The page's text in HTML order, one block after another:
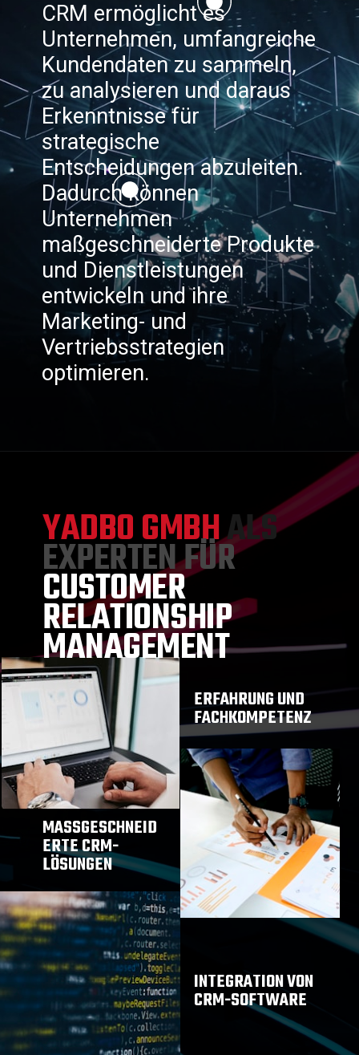
CRM ermöglicht es
Unternehmen, umfangreiche
Kundendaten zu sammeln,
zu analysieren und daraus
Erkenntnisse für
strategische
Entscheidungen abzuleiten.
Dadurch können
Unternehmen
maßgeschneiderte Produkte
und Dienstleistungen
entwickeln und ihre
Marketing- und
Vertriebsstrategien
optimieren.
YADBO GMBHALS
EXPERTEN FÜR
CUSTOMER
RELATIONSHIP
MANAGEMENT
ERFAHRUNG UND
FACHKOMPETENZ
MASSGESCHNEIDE
RTE CRM-L
ÖSUNGEN
INTEGRATION VON
CRM-SOFTWARE